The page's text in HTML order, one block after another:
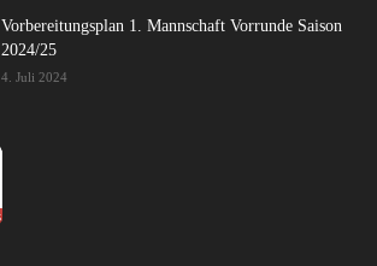
Vorbereitungsplan 1. Mannschaft Vorrunde Saison
2024/25
4. Juli 2024